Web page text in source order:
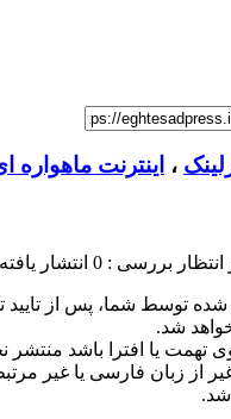
، اینترنت ماهواره
انتظار بررسی : 0 انتشار یافته
توسط شما، پس از تایید
شد.
تهمت یا افترا باشد منتشر
از زبان فارسی یا غیر
شد.